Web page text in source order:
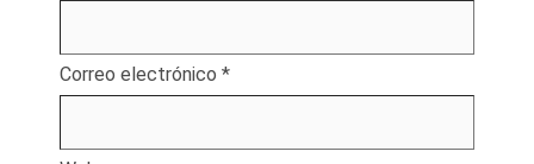
Correo electrónico *